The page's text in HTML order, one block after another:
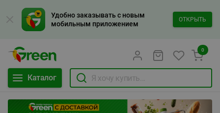
Удобно заказывать с новым
мобильным приложением
ОТКРЫТЬ
Каталог
0